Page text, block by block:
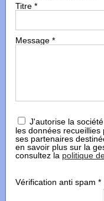
Titre *
Message *
J'autorise la
les données
ses partenaires
en savoir plus sur la
consultez la politique
Vérification anti spam *